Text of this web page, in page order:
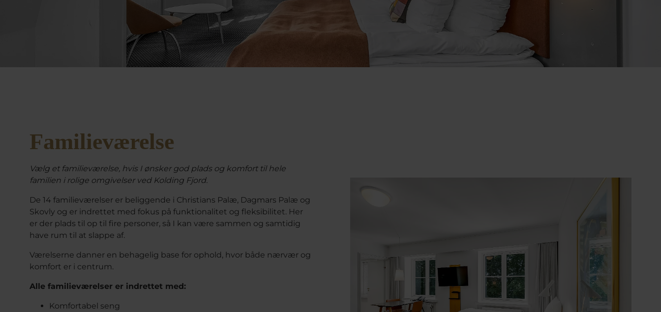
Familieværelse
Vælg et familieværelse, hvis I ønsker god plads og komfort til hele
familien i rolige omgivelser ved Kolding Fjord.
De 14 familieværelser er beliggende i Christians Palæ, Dagmars Palæ og
Skovly og er indrettet med fokus på funktionalitet og fleksibilitet. Her
er der plads til op til fire personer, så I kan være sammen og samtidig
have rum til at slappe af.
Værelserne danner en behagelig base for ophold, hvor både nærvær og
komfort er i centrum.
Alle familieværelser er indrettet med:
Komfortabel seng